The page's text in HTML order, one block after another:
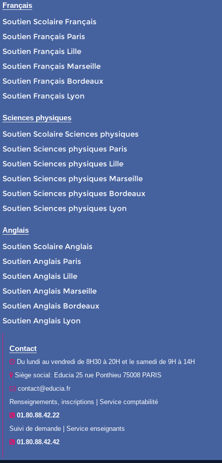
Français
Soutien Scolaire Français
Soutien Français Paris
Soutien Français Lille
Soutien Français Marseille
Soutien Français Bordeaux
Soutien Français Lyon
Sciences physiques
Soutien Scolaire Sciences physiques
Soutien Sciences physiques Paris
Soutien Sciences physiques Lille
Soutien Sciences physiques Marseille
Soutien Sciences physiques Bordeaux
Soutien Sciences physiques Lyon
Anglais
Soutien Scolaire Anglais
Soutien Anglais Paris
Soutien Anglais Lille
Soutien Anglais Marseille
Soutien Anglais Bordeaux
Soutien Anglais Lyon
Contact
Du lundi au vendredi de 8H30 à 20H et le samedi de 9H à 14H
Siège social: Educia 25 rue Ponthieu 75008 PARIS
contact@educia.fr
Renseignements, inscriptions | Service comptabilité
01.80.88.42.22
Suivi de demande | Service enseignants
01.80.88.42.42